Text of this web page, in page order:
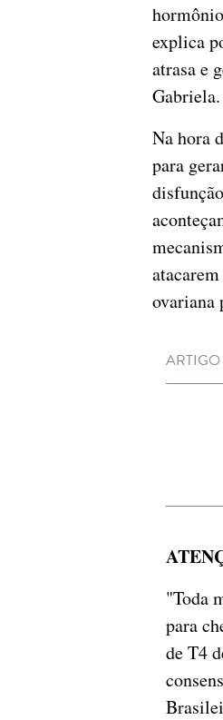
explica
atrasa e
Gabriela.
Na hora
para
ovariana
"Toda
para
de T4